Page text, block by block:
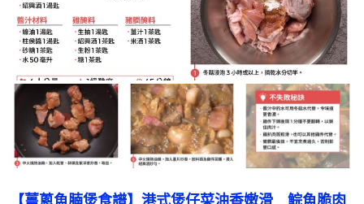
【薑蔥魚腩煲食譜】港式煲仔菜油香嫩滑　鯇魚脆肉